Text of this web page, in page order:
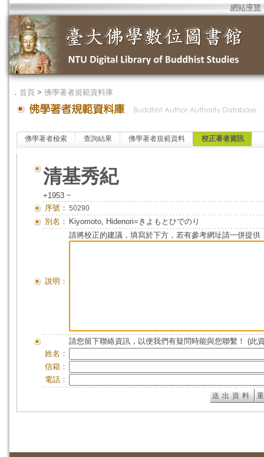
網站導覽
． 首頁 > 佛學著者規範資料庫
佛學著者檢索 查詢結果 佛學著者規範資料 校正著者資訊
清基秀紀
+1953 ~
序號： 50290
別名： Kiyomoto, Hidenori=きよもとひでのり
說明：
請將校正的建議，填寫於下方，若有參考網址請一併提供
請您留下聯絡資訊，以便我們有疑問時能與您聯繫！ (此
姓名：
信箱：
電話：